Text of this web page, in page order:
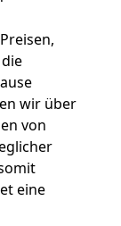
wir über
von
eine